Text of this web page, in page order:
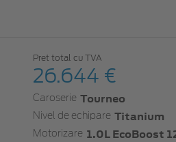
Pret total cu TVA
26.644 €
Caroserie Tourneo
Nivel de echipare Titanium
Motorizare 1.0L EcoBoost